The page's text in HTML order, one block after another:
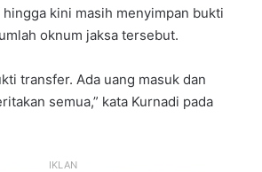
kini masih menyimpan bukti
oknum jaksa tersebut.
transfer. Ada uang masuk dan
semua,” kata Kurnadi pada
IKLAN